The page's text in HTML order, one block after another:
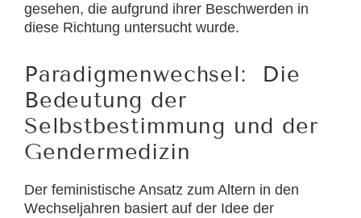
gesehen, die aufgrund ihrer Beschwerden in
diese Richtung untersucht wurde.
Paradigmenwechsel: Die
Bedeutung der
Selbstbestimmung und der
Gendermedizin
Der feministische Ansatz zum Altern in den
Wechseljahren basiert auf der Idee der